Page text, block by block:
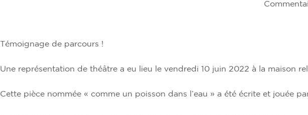
Témoignage de parcours !
Une représentation de théâtre a eu lieu le vendredi 10 juin 2022 à la maison
Cette pièce nommée « comme un poisson dans l’eau » a été écrite et jouée